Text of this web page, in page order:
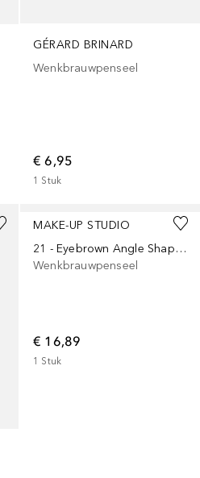
GÉRARD BRINARD
Wenkbrauwpenseel
€ 6,95
1 Stuk
MAKE-UP STUDIO
21 - Eyebrown Angle Shaped
Wenkbrauwpenseel
€ 16,89
1 Stuk